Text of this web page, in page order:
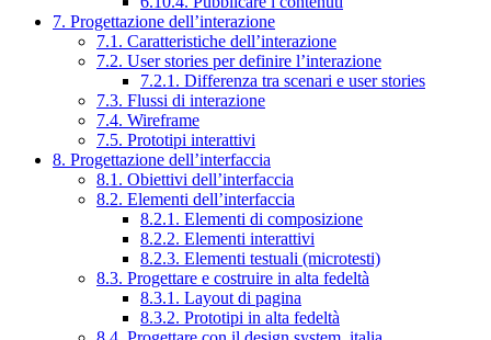
7. Progettazione dell’interazione
7.1. Caratteristiche dell’interazione
7.2. User stories per definire l’interazione
7.2.1. Differenza tra scenari e user stories
7.3. Flussi di interazione
7.4. Wireframe
7.5. Prototipi interattivi
8. Progettazione dell’interfaccia
8.1. Obiettivi dell’interfaccia
8.2. Elementi dell’interfaccia
8.2.1. Elementi di composizione
8.2.2. Elementi interattivi
8.2.3. Elementi testuali (microtesti)
8.3. Progettare e costruire in alta fedeltà
8.3.1. Layout di pagina
8.3.2. Prototipi in alta fedeltà